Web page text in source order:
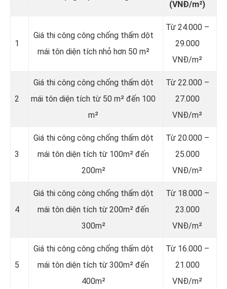
(VNĐ/m²)
1
Giá thi công công chống thấm dột
mái tôn diện tích nhỏ hơn 50 m²
Từ 24.000 –
29.000
VNĐ/m²
2
Giá thi công công chống thấm dột
mái tôn diện tích từ 50 m² đến 100
m²
Từ 22.000 –
27.000
VNĐ/m²
3
Giá thi công công chống thấm dột
mái tôn diện tích từ 100m² đến
200m²
Từ 20.000 –
25.000
VNĐ/m²
4
Giá thi công công chống thấm dột
mái tôn diện tích từ 200m² đến
300m²
Từ 18.000 –
23.000
VNĐ/m²
5
Giá thi công công chống thấm dột
mái tôn diện tích từ 300m² đến
400m²
Từ 16.000 –
21.000
VNĐ/m²